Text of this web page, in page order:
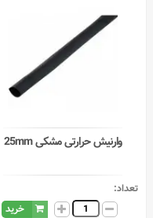
وارنیش حرارتی مشکی 25mm
تعداد:
خرید